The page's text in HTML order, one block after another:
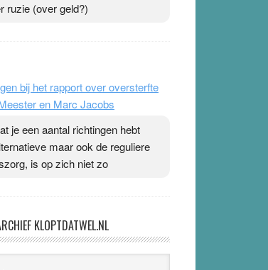
ruzie (over geld?)
bij het rapport over oversterfte
en Marc Jacobs
je een aantal richtingen hebt
maar ook de reguliere
is op zich niet zo
KLOPTDATWEL.NL